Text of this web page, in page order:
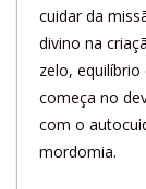
cuidar da
divino na
zelo,
começa no
com o
mordomia.